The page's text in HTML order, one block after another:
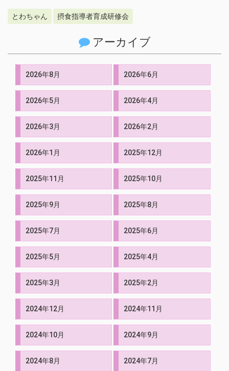
とわちゃん 摂食指導者育成研修会
アーカイブ
2026年8月 2026年6月
2026年5月 2026年4月
2026年3月 2026年2月
2026年1月 2025年12月
2025年11月 2025年10月
2025年9月 2025年8月
2025年7月 2025年6月
2025年5月 2025年4月
2025年3月 2025年2月
2024年12月 2024年11月
2024年10月 2024年9月
2024年8月 2024年7月